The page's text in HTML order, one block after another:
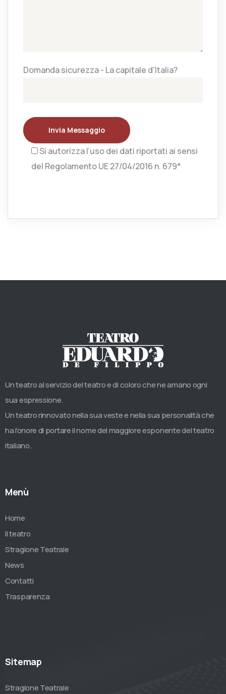
Domanda sicurezza - La capitale d'Italia?
Invia Messaggio
Si autorizza l’uso dei dati riportati ai sensi
del Regolamento UE 27/04/2016 n. 679*
Un teatro al servizio del teatro e di coloro che ne amano ogni
sua espressione.
Un teatro rinnovato nella sua veste e nella sua personalità che
ha l’onore di portare il nome del maggiore esponente del teatro
italiano.
Menù
Home
Il teatro
Stragione Teatrale
News
Contatti
Trasparenza
Sitemap
Stragione Teatrale